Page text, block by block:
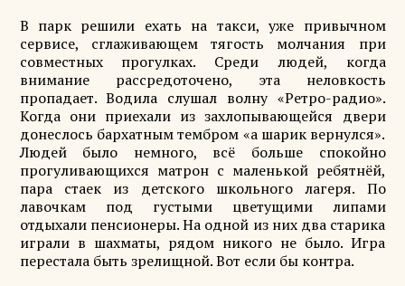
В парк решили ехать на такси, уже привычном
сервисе, сглаживающем тягость молчания при
совместных прогулках. Среди людей, когда
внимание рассредоточено, эта неловкость
пропадает. Водила слушал волну «Ретро-радио».
Когда они приехали из захлопывающейся двери
донеслось бархатным тембром «а шарик вернулся».
Людей было немного, всё больше спокойно
прогуливающихся матрон с маленькой ребятнёй,
пара стаек из детского школьного лагеря. По
лавочкам под густыми цветущими липами
отдыхали пенсионеры. На одной из них два старика
играли в шахматы, рядом никого не было. Игра
перестала быть зрелищной. Вот если бы контра.